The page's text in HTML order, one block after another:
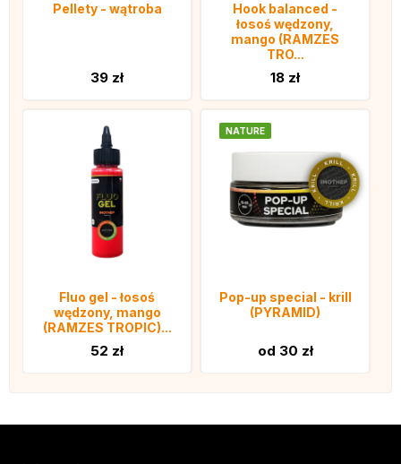
Pellety - wątroba
39 zł
Hook balanced -
łosoś wędzony,
mango (RAMZES
TRO...
18 zł
Fluo gel - łosoś
wędzony, mango
(RAMZES TROPIC)...
52 zł
NATURE
Pop-up special - krill
(PYRAMID)
od 30 zł